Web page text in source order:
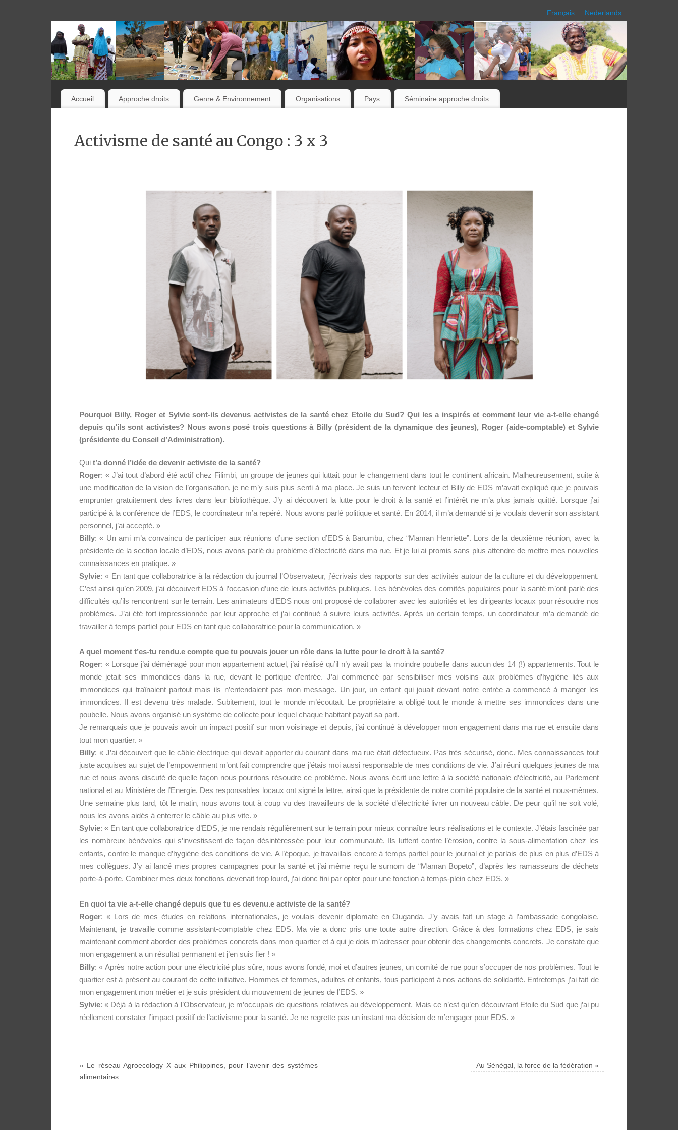
Français Nederlands
Accueil Approche droits Genre & Environnement Organisations Pays Séminaire approche droits
Activisme de santé au Congo : 3 x 3
Pourquoi Billy, Roger et Sylvie sont-ils devenus activistes de la santé chez Etoile du Sud? Qui les a inspirés et comment leur vie a-t-elle changé
depuis qu’ils sont activistes? Nous avons posé trois questions à Billy (président de la dynamique des jeunes), Roger (aide-comptable) et Sylvie
(présidente du Conseil d’Administration).
Qui t’a donné l’idée de devenir activiste de la santé?
Roger: « J’ai tout d’abord été actif chez Filimbi, un groupe de jeunes qui luttait pour le changement dans tout le continent africain. Malheureusement, suite à
une modification de la vision de l’organisation, je ne m’y suis plus senti à ma place. Je suis un fervent lecteur et Billy de EDS m’avait expliqué que je pouvais
emprunter gratuitement des livres dans leur bibliothèque. J’y ai découvert la lutte pour le droit à la santé et l’intérêt ne m’a plus jamais quitté. Lorsque j’ai
participé à la conférence de l’EDS, le coordinateur m’a repéré. Nous avons parlé politique et santé. En 2014, il m’a demandé si je voulais devenir son assistant
personnel, j’ai accepté. »
Billy: « Un ami m’a convaincu de participer aux réunions d’une section d’EDS à Barumbu, chez “Maman Henriette”. Lors de la deuxième réunion, avec la
présidente de la section locale d’EDS, nous avons parlé du problème d’électricité dans ma rue. Et je lui ai promis sans plus attendre de mettre mes nouvelles
connaissances en pratique. »
Sylvie: « En tant que collaboratrice à la rédaction du journal l’Observateur, j’écrivais des rapports sur des activités autour de la culture et du développement.
C’est ainsi qu’en 2009, j’ai découvert EDS à l’occasion d’une de leurs activités publiques. Les bénévoles des comités populaires pour la santé m’ont parlé des
difficultés qu’ils rencontrent sur le terrain. Les animateurs d’EDS nous ont proposé de collaborer avec les autorités et les dirigeants locaux pour résoudre nos
problèmes. J’ai été fort impressionnée par leur approche et j’ai continué à suivre leurs activités. Après un certain temps, un coordinateur m’a demandé de
travailler à temps partiel pour EDS en tant que collaboratrice pour la communication. »
A quel moment t’es-tu rendu.e compte que tu pouvais jouer un rôle dans la lutte pour le droit à la santé?
Roger: « Lorsque j’ai déménagé pour mon appartement actuel, j’ai réalisé qu’il n’y avait pas la moindre poubelle dans aucun des 14 (!) appartements. Tout le
monde jetait ses immondices dans la rue, devant le portique d’entrée. J’ai commencé par sensibiliser mes voisins aux problèmes d’hygiène liés aux
immondices qui traînaient partout mais ils n’entendaient pas mon message. Un jour, un enfant qui jouait devant notre entrée a commencé à manger les
immondices. Il est devenu très malade. Subitement, tout le monde m’écoutait. Le propriétaire a obligé tout le monde à mettre ses immondices dans une
poubelle. Nous avons organisé un système de collecte pour lequel chaque habitant payait sa part.
Je remarquais que je pouvais avoir un impact positif sur mon voisinage et depuis, j’ai continué à développer mon engagement dans ma rue et ensuite dans
tout mon quartier. »
Billy: « J’ai découvert que le câble électrique qui devait apporter du courant dans ma rue était défectueux. Pas très sécurisé, donc. Mes connaissances tout
juste acquises au sujet de l’empowerment m’ont fait comprendre que j’étais moi aussi responsable de mes conditions de vie. J’ai réuni quelques jeunes de ma
rue et nous avons discuté de quelle façon nous pourrions résoudre ce problème. Nous avons écrit une lettre à la société nationale d’électricité, au Parlement
national et au Ministère de l’Energie. Des responsables locaux ont signé la lettre, ainsi que la présidente de notre comité populaire de la santé et nous-mêmes.
Une semaine plus tard, tôt le matin, nous avons tout à coup vu des travailleurs de la société d’électricité livrer un nouveau câble. De peur qu’il ne soit volé,
nous les avons aidés à enterrer le câble au plus vite. »
Sylvie: « En tant que collaboratrice d’EDS, je me rendais régulièrement sur le terrain pour mieux connaître leurs réalisations et le contexte. J’étais fascinée par
les nombreux bénévoles qui s’investissent de façon désintéressée pour leur communauté. Ils luttent contre l’érosion, contre la sous-alimentation chez les
enfants, contre le manque d’hygiène des conditions de vie. A l’époque, je travaillais encore à temps partiel pour le journal et je parlais de plus en plus d’EDS à
mes collègues. J’y ai lancé mes propres campagnes pour la santé et j’ai même reçu le surnom de “Maman Bopeto”, d’après les ramasseurs de déchets
porte-à-porte. Combiner mes deux fonctions devenait trop lourd, j’ai donc fini par opter pour une fonction à temps-plein chez EDS. »
En quoi ta vie a-t-elle changé depuis que tu es devenu.e activiste de la santé?
Roger: « Lors de mes études en relations internationales, je voulais devenir diplomate en Ouganda. J’y avais fait un stage à l’ambassade congolaise.
Maintenant, je travaille comme assistant-comptable chez EDS. Ma vie a donc pris une toute autre direction. Grâce à des formations chez EDS, je sais
maintenant comment aborder des problèmes concrets dans mon quartier et à qui je dois m’adresser pour obtenir des changements concrets. Je constate que
mon engagement a un résultat permanent et j’en suis fier ! »
Billy: « Après notre action pour une électricité plus sûre, nous avons fondé, moi et d’autres jeunes, un comité de rue pour s’occuper de nos problèmes. Tout le
quartier est à présent au courant de cette initiative. Hommes et femmes, adultes et enfants, tous participent à nos actions de solidarité. Entretemps j’ai fait de
mon engagement mon métier et je suis président du mouvement de jeunes de l’EDS. »
Sylvie: « Déjà à la rédaction à l’Observateur, je m’occupais de questions relatives au développement. Mais ce n’est qu’en découvrant Etoile du Sud que j’ai pu
réellement constater l’impact positif de l’activisme pour la santé. Je ne regrette pas un instant ma décision de m’engager pour EDS. »
« Le réseau Agroecology X aux Philippines, pour l’avenir des systèmes
alimentaires
Au Sénégal, la force de la fédération »